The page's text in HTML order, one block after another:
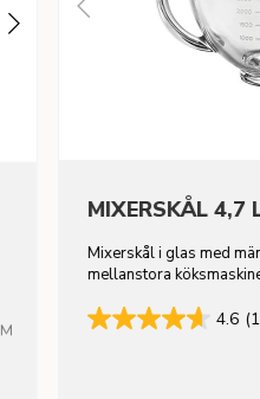
MIXERSKÅL 4,7
Mixerskål i glas med
mellanstora
4.6